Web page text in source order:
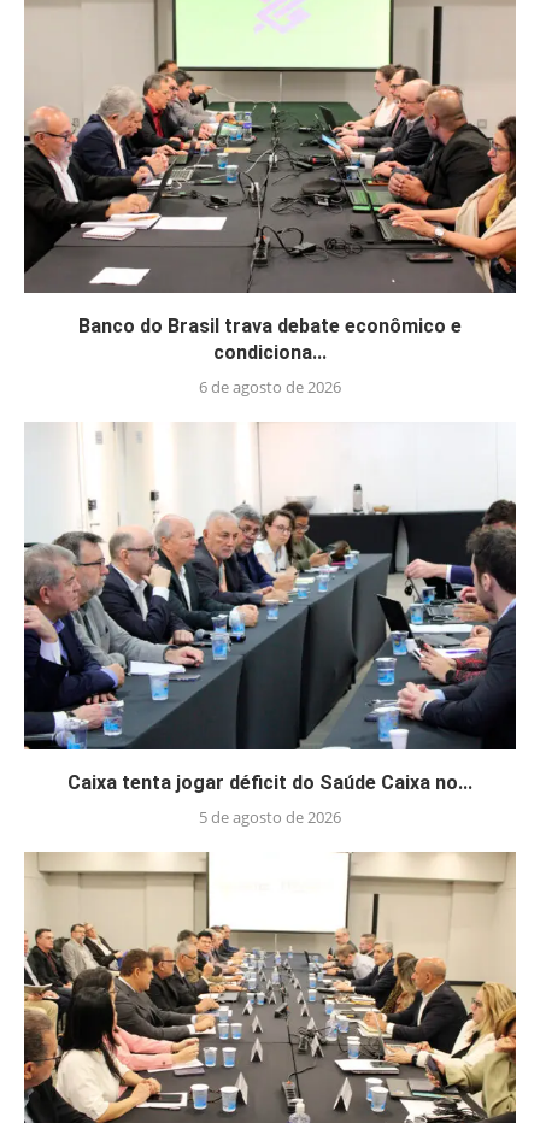
Banco do Brasil trava debate econômico e
condiciona...
6 de agosto de 2026
Caixa tenta jogar déficit do Saúde Caixa no...
5 de agosto de 2026